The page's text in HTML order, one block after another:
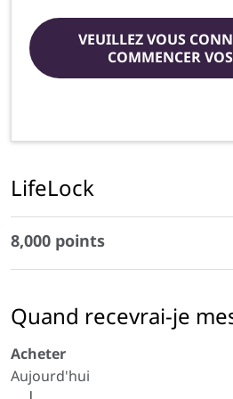
VEUILLEZ VOUS
COMMENCER
LifeLock
8,000 points
Quand recevrai-je
Acheter
Aujourd'hui